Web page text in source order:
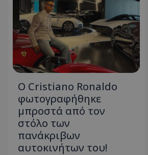
Ο Cristiano Ronaldo
φωτογραφήθηκε
μπροστά από τον
στόλο των
πανάκριβων
αυτοκινήτων του!